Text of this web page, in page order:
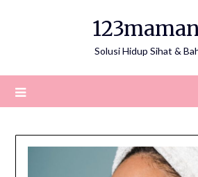
Solusi Hidup Sihat &